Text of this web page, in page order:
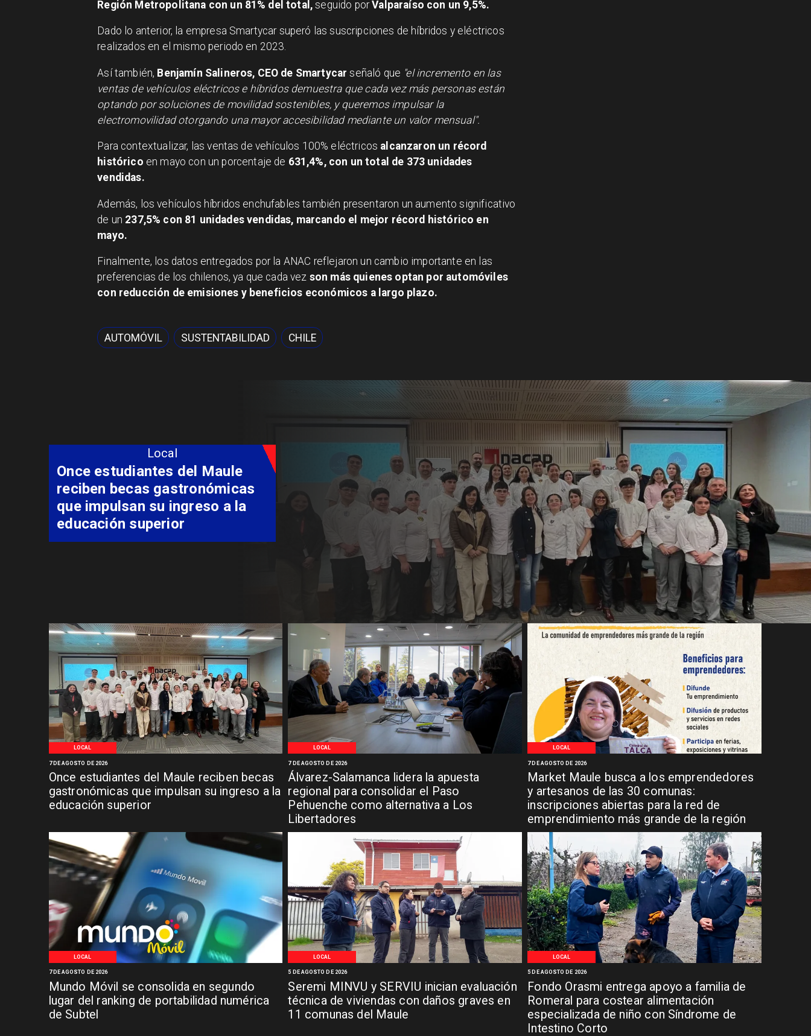
Región Metropolitana con un 81% del total, seguido porValparaíso con un 9,5%.
Dado lo anterior, la empresa Smartycar superó las suscripciones de híbridos y eléctricos
realizados en el mismo periodo en 2023.
Así también, Benjamín Salineros, CEO de Smartycar señaló que "el incremento en las
ventas de vehículos eléctricos e híbridos demuestra que cada vez más personas están
optando por soluciones de movilidad sostenibles, y queremos impulsar la
electromovilidad otorgando una mayor accesibilidad mediante un valor mensual".
Para contextualizar, las ventas de vehículos 100% eléctricos alcanzaron un récord
histórico en mayo con un porcentaje de 631,4%, con un total de 373 unidades
vendidas.
Además, los vehículos híbridos enchufables también presentaron un aumento significativo
de un 237,5% con 81 unidades vendidas, marcando el mejor récord histórico en
mayo.
Finalmente, los datos entregados por la ANAC reflejaron un cambio importante en las
preferencias de los chilenos, ya que cada vez son más quienes optan por automóviles
con reducción de emisiones y beneficios económicos a largo plazo.
AUTOMÓVIL SUSTENTABILIDAD CHILE
LOCAL
Once estudiantes del Maule reciben becas
gastronómicas que impulsan su ingreso a la
educación superior
7 DE AGOSTO DE 2026
LOCAL
Álvarez-Salamanca lidera la apuesta
regional para consolidar el Paso
Pehuenche como alternativa a Los
Libertadores
7 DE AGOSTO DE 2026
LOCAL
Market Maule busca a los emprendedores
y artesanos de las 30 comunas:
inscripciones abiertas para la red de
emprendimiento más grande de la región
7 DE AGOSTO DE 2026
LOCAL
Mundo Móvil se consolida en segundo
lugar del ranking de portabilidad numérica
de Subtel
7 DE AGOSTO DE 2026
LOCAL
Seremi MINVU y SERVIU inician evaluación
técnica de viviendas con daños graves en
11 comunas del Maule
5 DE AGOSTO DE 2026
LOCAL
Fondo Orasmi entrega apoyo a familia de
Romeral para costear alimentación
especializada de niño con Síndrome de
Intestino Corto
5 DE AGOSTO DE 2026
Local
Álvarez-Salamanca lidera la
apuesta regional para
consolidar el Paso Pehuenche
como alternativa a Los
Libertadores